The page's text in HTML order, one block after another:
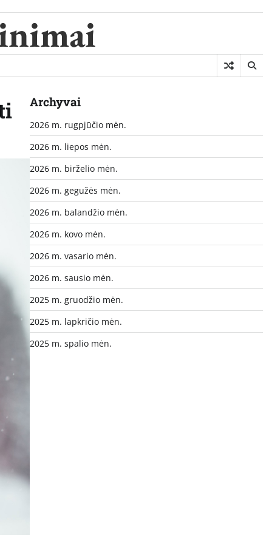
Archyvai
2026 m. rugpjūčio mėn.
2026 m. liepos mėn.
2026 m. birželio mėn.
2026 m. gegužės mėn.
2026 m. balandžio mėn.
2026 m. kovo mėn.
2026 m. vasario mėn.
2026 m. sausio mėn.
2025 m. gruodžio mėn.
2025 m. lapkričio mėn.
2025 m. spalio mėn.